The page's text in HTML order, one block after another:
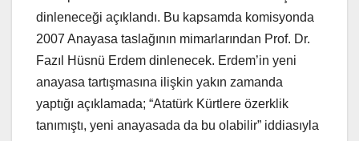
dinleneceği açıklandı. Bu kapsamda komisyonda
2007 Anayasa taslağının mimarlarından Prof. Dr.
Fazıl Hüsnü Erdem dinlenecek. Erdem’in yeni
anayasa tartışmasına ilişkin yakın zamanda
yaptığı açıklamada; “Atatürk Kürtlere özerklik
tanımıştı, yeni anayasada da bu olabilir” iddiasıyla